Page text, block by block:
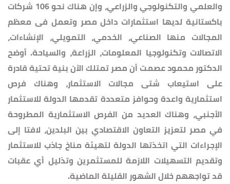
والعلمي والتكنولوجي والزراعي، وإن هناك نحو 106 شركات
باكستانية لديها استثمارات داخل مصر وتعمل فى معظم
المجالات منها الصناعي، الخدمي، التمويلي، الإنشاءات،
الاتصالات وتكنولوجيا المعلومات، الزراعة، والسياحة. أوضح
الدكتور محمود عصمت أن مصر تمتلك الآن بنية تحتية قادرة
على استيعاب شتى مجالات الاستثمار، وهناك فرص
استثمارية واعدة وحوافز متعددة تقدمها الدولة للاستثمار
الأجنبي، وهناك العديد من الفرص الاستثمارية المطروحة
في مصر لتعزيز التعاون الاقتصادي بين البلدين، لافتا إلى
الإجراءات التي اتخذتها الدولة لتهيئة مناخ جاذب للاستثمار
وتقديم التسهيلات اللازمة للمستثمرين وتذليل أي عقبات
قد تواجههم خلال الشهور القليلة الماضية.